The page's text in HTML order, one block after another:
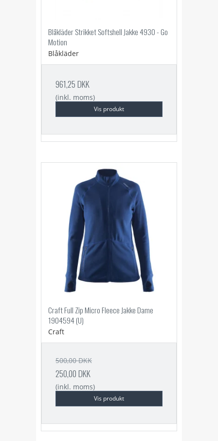
Blåkläder Strikket Softshell Jakke 4930 - Go
Motion
Blåkläder
961,25 DKK
(inkl. moms)
Vis produkt
Craft Full Zip Micro Fleece Jakke Dame
1904594 (U)
Craft
500,00 DKK
250,00 DKK
(inkl. moms)
Vis produkt